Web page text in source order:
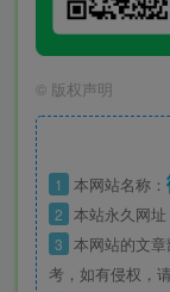
© 版权声明
1 本网站名称：
2 本站永久网址
3 本网站的文
考，如有侵权，